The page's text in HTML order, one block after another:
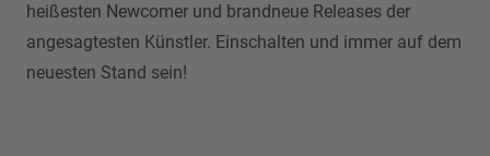
heißesten Newcomer und brandneue Releases der
angesagtesten Künstler. Einschalten und immer auf dem
neuesten Stand sein!